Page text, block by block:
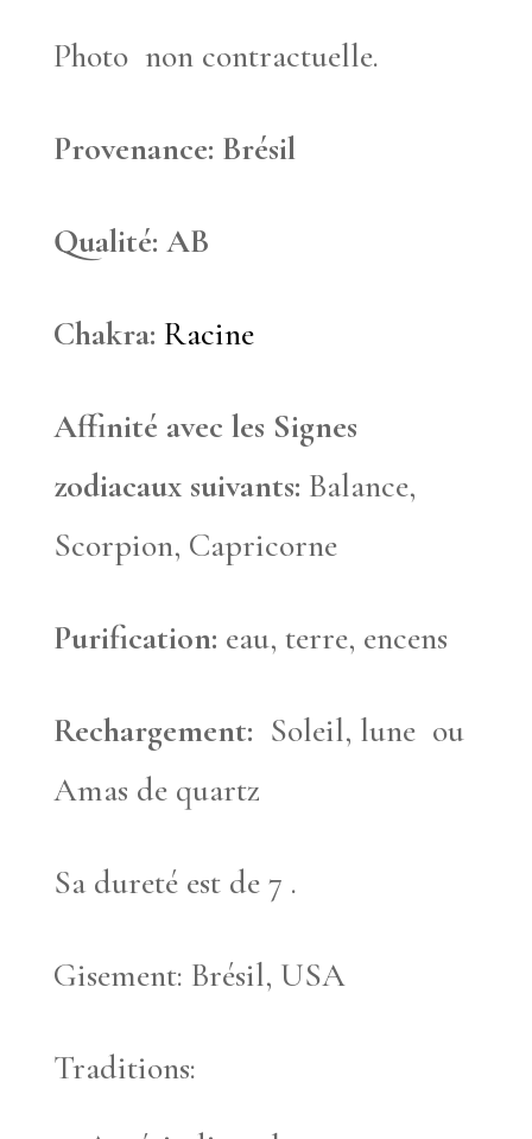
Photo non contractuelle.
Provenance: Brésil
Qualité: AB
Chakra: Racine
Affinité avec les Signes
zodiacaux suivants: Balance,
Scorpion, Capricorne
Purification: eau, terre, encens
Rechargement: Soleil, lune ou
Amas de quartz
Sa dureté est de 7 .
Gisement: Brésil, USA
Traditions: